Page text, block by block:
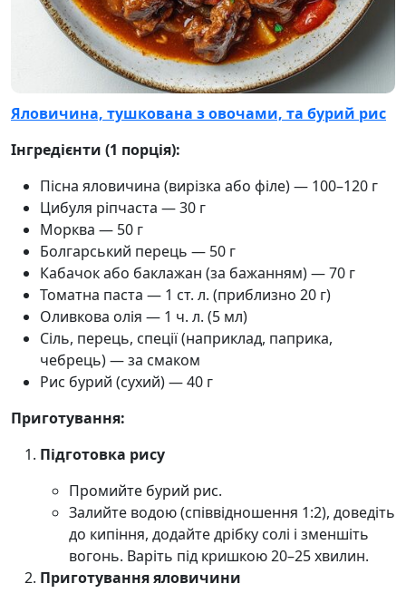
Яловичина, тушкована з овочами, та бурий рис
Інгредієнти (1 порція):
Пісна яловичина (вирізка або філе) — 100–120 г
Цибуля ріпчаста — 30 г
Морква — 50 г
Болгарський перець — 50 г
Кабачок або баклажан (за бажанням) — 70 г
Томатна паста — 1 ст. л. (приблизно 20 г)
Оливкова олія — 1 ч. л. (5 мл)
Сіль, перець, спеції (наприклад, паприка,
чебрець) — за смаком
Рис бурий (сухий) — 40 г
Приготування:
Підготовка рису
Промийте бурий рис.
Залийте водою (співвідношення 1:2), доведіть
до кипіння, додайте дрібку солі і зменшіть
вогонь. Варіть під кришкою 20–25 хвилин.
Приготування яловичини